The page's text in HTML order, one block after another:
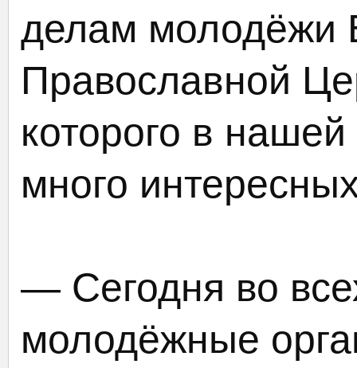
делам молодёжи
Православной
которого в
много
— Сегодня во
молодёжные